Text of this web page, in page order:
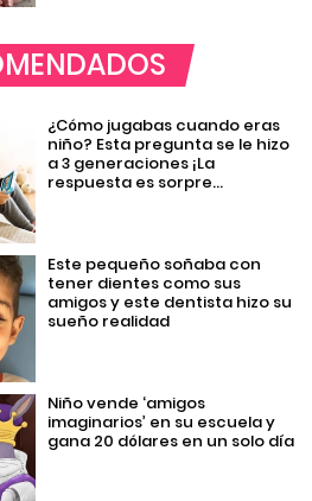
¿Cómo jugabas cuando eras
niño? Esta pregunta se le hizo
a 3 generaciones ¡La
respuesta es sorpre...
Este pequeño soñaba con
tener dientes como sus
amigos y este dentista hizo su
sueño realidad
Niño vende ‘amigos
imaginarios’ en su escuela y
gana 20 dólares en un solo día